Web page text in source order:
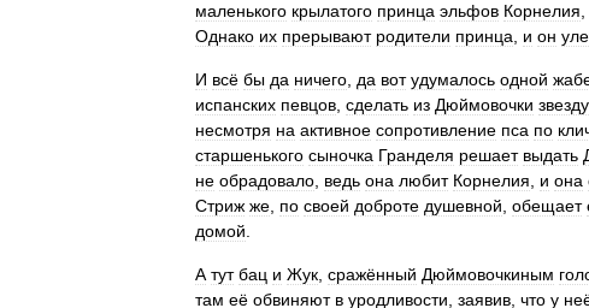
маленького крылатого принца эльфов Корнелия
Однако их прерывают родители принца и он
И всё бы да ничего да вот удумалось одной
испанских певцов сделать из Дюймовочки звезду
несмотря на активное сопротивление пса по
старшенького сыночка Гранделя решает выдать
не обрадовало ведь она любит Корнелия и она
Стриж же по своей доброте душевной обещает
домой
А тут бац и Жук сражённый Дюймовочкиным
там её обвиняют в уродливости заявив что у